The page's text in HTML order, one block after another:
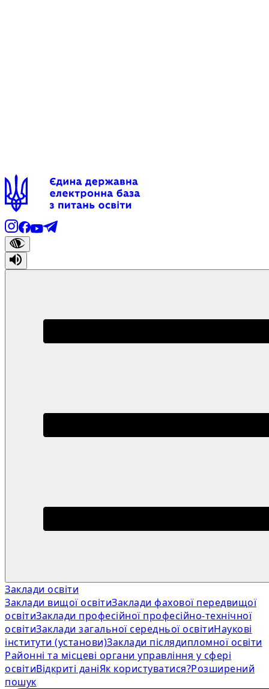
Заклади освіти
Заклади вищої освітиЗаклади фахової передвищої
освітиЗаклади професійної професійно-технічної
освітиЗаклади загальної середньої освітиНаукові
інститути (установи)Заклади післядипломної освіти
Районні та місцеві органи управління у сфері
освітиВідкриті даніЯк користуватися?Розширений
пошук